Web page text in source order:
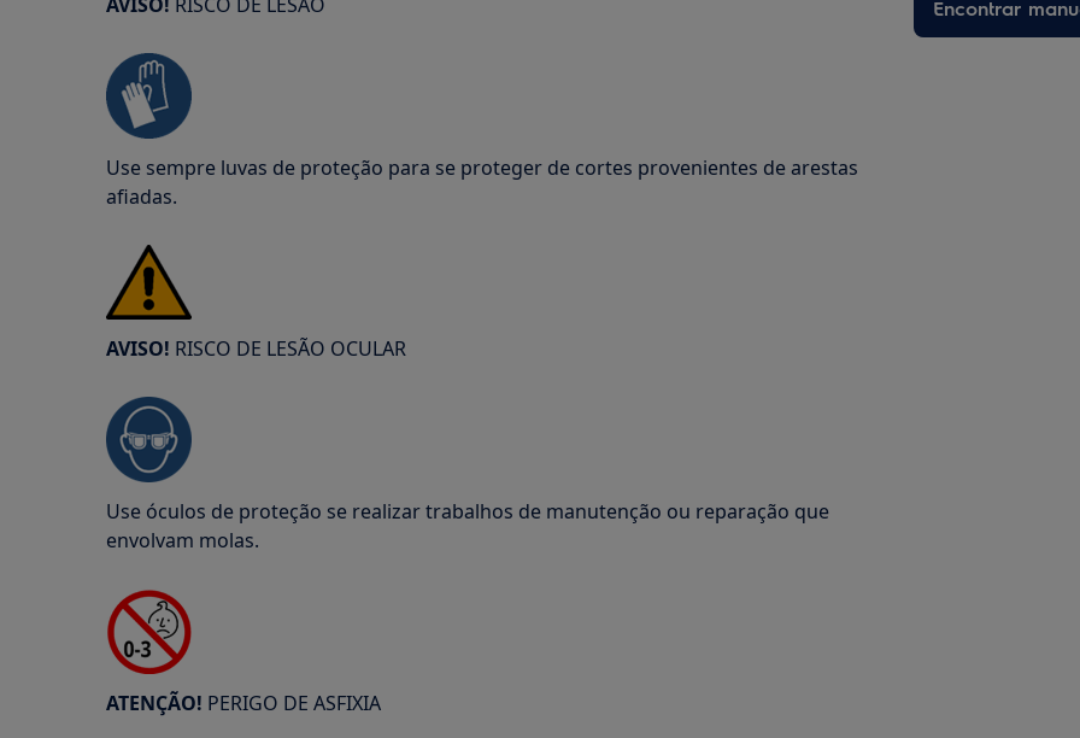
Use sempre luvas de proteção para se proteger de cortes provenientes de arestas
afiadas.
AVISO! RISCO DE LESÃO OCULAR
Use óculos de proteção se realizar trabalhos de manutenção ou reparação que
envolvam molas.
ATENÇÃO! PERIGO DE ASFIXIA
Encontrar